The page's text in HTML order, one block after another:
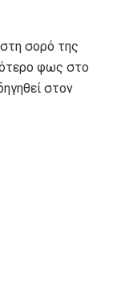
σορό της
φως στο
στον